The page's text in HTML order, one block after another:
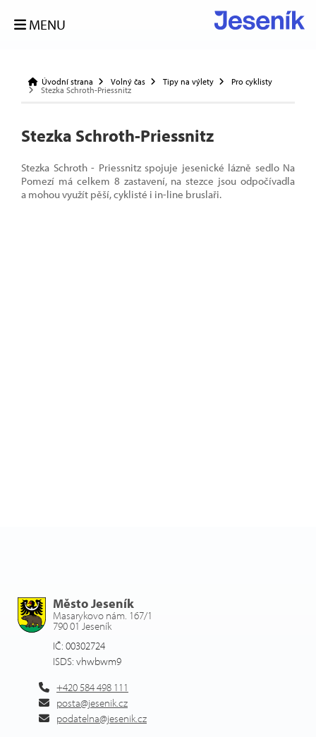
MENU
Úvodní strana Volný čas Tipy na výlety
Pro cyklisty
Stezka Schroth-Priessnitz
Stezka Schroth-Priessnitz
Stezka Schroth - Priessnitz spojuje jesenické lázně sedlo Na
Pomezí má celkem 8 zastavení, na stezce jsou odpočívadla
a mohou využít pěší, cyklisté i in-line bruslaři.
Město Jeseník
Masarykovo nám. 167/1
790 01 Jeseník
IČ: 00302724
ISDS: vhwbwm9
+420 584 498 111
posta@jesenik.cz
podatelna@jesenik.cz